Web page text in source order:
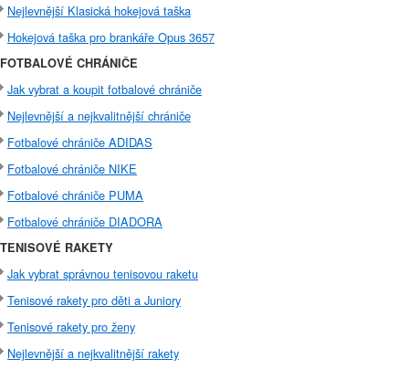
Nejlevnější Klasická hokejová taška
Hokejová taška pro brankáře Opus 3657
FOTBALOVÉ CHRÁNIČE
Jak vybrat a koupit fotbalové chrániče
Nejlevnější a nejkvalitnější chrániče
Fotbalové chrániče ADIDAS
Fotbalové chrániče NIKE
Fotbalové chrániče PUMA
Fotbalové chrániče DIADORA
TENISOVÉ RAKETY
Jak vybrat správnou tenisovou raketu
Tenisové rakety pro děti a Juniory
Tenisové rakety pro ženy
Nejlevnější a nejkvalitnější rakety